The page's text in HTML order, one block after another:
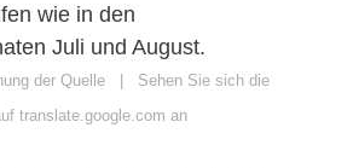
wie in den
Juli und August.
der Quelle | Sehen Sie sich die
translate.google.com an